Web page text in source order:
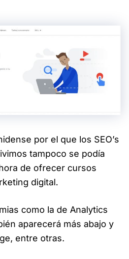
por el que los SEO’s
tampoco se podía
de ofrecer cursos
digital.
como la de Analytics
aparecerá más abajo y
entre otras.